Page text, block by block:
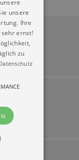
unsere
Ihre
ernst!
zu